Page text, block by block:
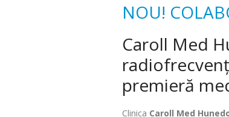
NOU!
Caroll Med
premieră
Clinica Caroll Med